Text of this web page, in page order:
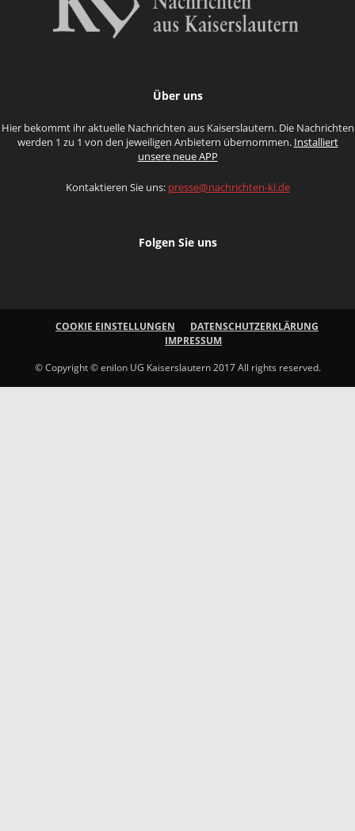
Über uns
Hier bekommt ihr aktuelle Nachrichten aus Kaiserslautern. Die Nachrichten
werden 1 zu 1 von den jeweiligen Anbietern übernommen. Installiert
unsere neue APP
Kontaktieren Sie uns: presse@nachrichten-kl.de
Folgen Sie uns
COOKIE EINSTELLUNGEN
DATENSCHUTZERKLÄRUNG
IMPRESSUM
© Copyright © enilon UG Kaiserslautern 2017 All rights reserved.